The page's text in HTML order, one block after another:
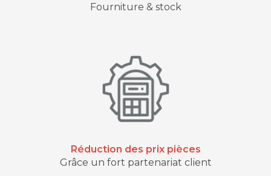
Fourniture & stock
Réduction des prix pièces
Grâce un fort partenariat client